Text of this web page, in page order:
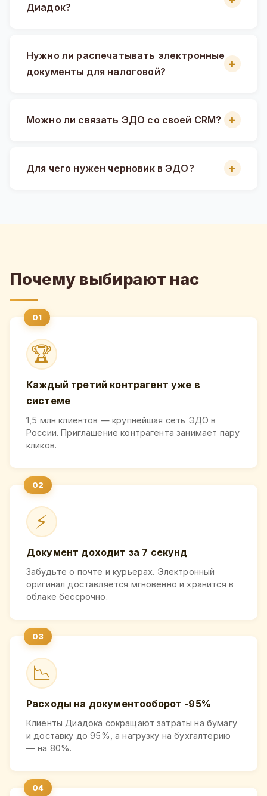
Диадок?
Нужно ли распечатывать электронные
документы для налоговой?
Можно ли связать ЭДО со своей CRM?
Для чего нужен черновик в ЭДО?
Почему выбирают нас
🏆
Каждый третий контрагент уже в
системе
1,5 млн клиентов — крупнейшая сеть ЭДО в
России. Приглашение контрагента занимает пару
кликов.
⚡
Документ доходит за 7 секунд
Забудьте о почте и курьерах. Электронный
оригинал доставляется мгновенно и хранится в
облаке бессрочно.
📉
Расходы на документооборот -95%
Клиенты Диадока сокращают затраты на бумагу
и доставку до 95%, а нагрузку на бухгалтерию
— на 80%.